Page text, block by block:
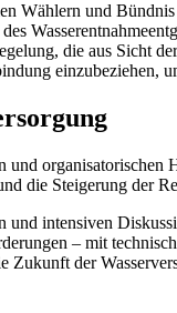
Wählern und
die aus Sicht
einzubeziehen,
und
die Steigerung der
intensiven
– mit
Zukunft der